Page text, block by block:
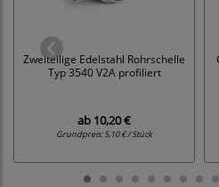
Zweiteilige Edelstahl Rohrschelle
Typ 3540 V2A profiliert
ab 10,20 €
Grundpreis:5,10 € / Stück